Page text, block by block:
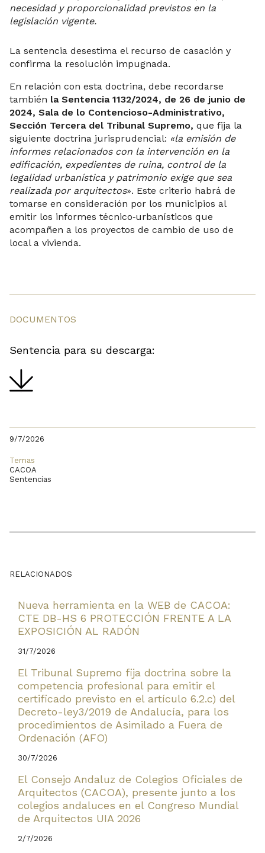
necesidad y proporcionalidad previstos en la
legislación vigente.
La sentencia desestima el recurso de casación y
confirma la resolución impugnada.
En relación con esta doctrina, debe recordarse
también la Sentencia 1132/2024, de 26 de junio de
2024, Sala de lo Contencioso-Administrativo,
Sección Tercera del Tribunal Supremo, que fija la
siguiente doctrina jurisprudencial: «la emisión de
informes relacionados con la intervención en la
edificación, expedientes de ruina, control de la
legalidad urbanística y patrimonio exige que sea
realizada por arquitectos». Este criterio habrá de
tomarse en consideración por los municipios al
emitir los informes técnico‑urbanísticos que
acompañen a los proyectos de cambio de uso de
local a vivienda.
DOCUMENTOS
Sentencia para su descarga:
9/7/2026
Temas
CACOA
Sentencias
RELACIONADOS
Nueva herramienta en la WEB de CACOA:
CTE DB-HS 6 PROTECCIÓN FRENTE A LA
EXPOSICIÓN AL RADÓN
31/7/2026
El Tribunal Supremo fija doctrina sobre la
competencia profesional para emitir el
certificado previsto en el artículo 6.2.c) del
Decreto-ley3/2019 de Andalucía, para los
procedimientos de Asimilado a Fuera de
Ordenación (AFO)
30/7/2026
El Consejo Andaluz de Colegios Oficiales de
Arquitectos (CACOA), presente junto a los
colegios andaluces en el Congreso Mundial
de Arquitectos UIA 2026
2/7/2026